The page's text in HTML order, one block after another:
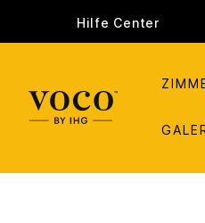
Hilfe Center